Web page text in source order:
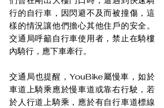
行的自行車，因閃避不及而被撞傷，這
樣的情況讓他們擔心其他住戶的安全。
交通局呼籲自行車使用者，禁止在騎樓
內騎行，應下車牽行。
交通局也提醒，YouBike屬慢車，如於
車道上騎乘應於慢車道或靠右行駛，若
於人行道上騎乘，應於有自行車道標線